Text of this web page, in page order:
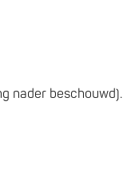
nader beschouwd).